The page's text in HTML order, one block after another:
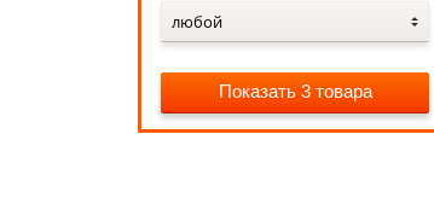
любой
Показать 3 товара